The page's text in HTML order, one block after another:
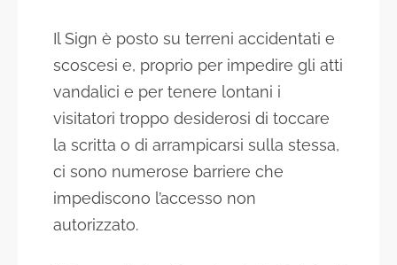
Il Sign è posto su terreni accidentati e
scoscesi e, proprio per impedire gli atti
vandalici e per tenere lontani i
visitatori troppo desiderosi di toccare
la scritta o di arrampicarsi sulla stessa,
ci sono numerose barriere che
impediscono l’accesso non
autorizzato.